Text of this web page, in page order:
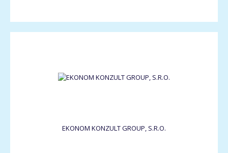
EKONOM KONZULT GROUP, S.R.O.